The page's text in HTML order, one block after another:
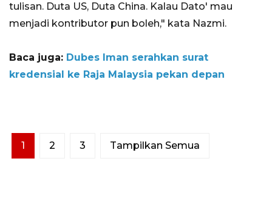
tulisan. Duta US, Duta China. Kalau Dato' mau
menjadi kontributor pun boleh," kata Nazmi.
Baca juga: Dubes Iman serahkan surat
kredensial ke Raja Malaysia pekan depan
1 2 3 Tampilkan Semua